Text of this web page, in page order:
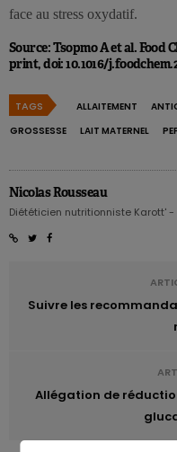
face au stress oxydatif.
Source: Tsopmo A et al. Food
print, doi: 10.1016/
TAGS ALLAITEMENT
GROSSESSE
LAIT MATERNEL
Nicolas Rousseau
Diététicien nutritionniste Karott'
Suivre les
Allégation de